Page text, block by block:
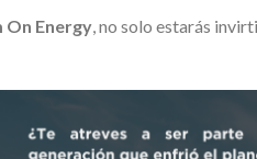
On Energy, no solo estarás